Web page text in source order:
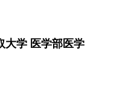
大学 医学部医学